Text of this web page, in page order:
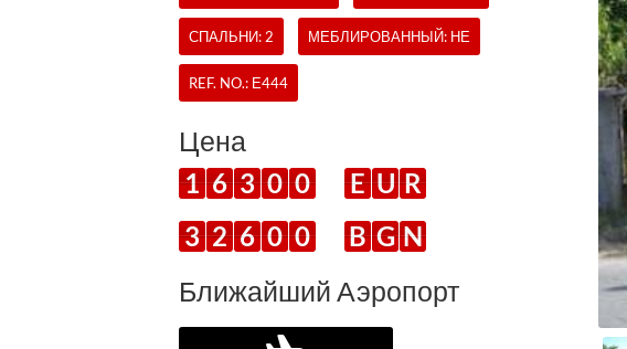
СПАЛЬНИ: 2 МЕБЛИРОВАННЫЙ: НЕ
REF. NO.: Е444
Цена
1 6 3 0 0 E U R
3 2 6 0 0 B G N
Ближайший Аэропорт